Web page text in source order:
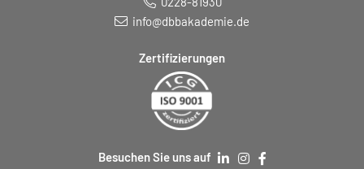
info@dbbakademie.de
Zertifizierungen
Besuchen Sie uns auf